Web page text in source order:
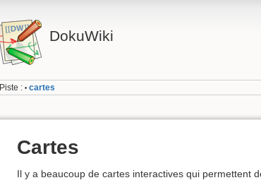
DokuWiki
Piste : • cartes
Cartes
Il y a beaucoup de cartes interactives qui permettent